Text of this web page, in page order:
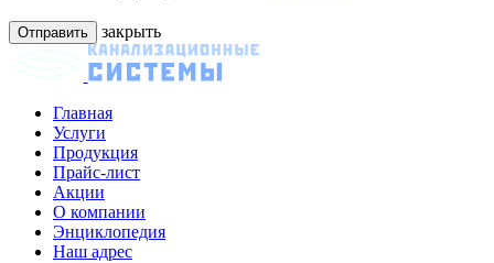
закрыть
Главная
Услуги
Продукция
Прайс-лист
Акции
О компании
Энциклопедия
Наш адрес